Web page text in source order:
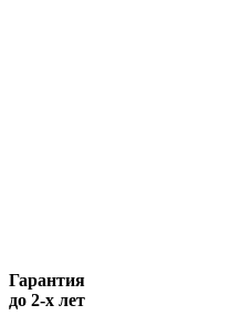
Гарантия
до 2-х лет